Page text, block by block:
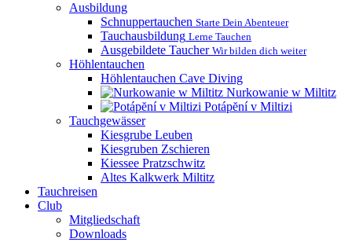
Ausbildung
Schnuppertauchen Starte Dein Abenteuer
Tauchausbildung Lerne Tauchen
Ausgebildete Taucher Wir bilden dich weiter
Höhlentauchen
Höhlentauchen Cave Diving
Nurkowanie w Miltitz
Potápĕní v Miltizi
Tauchgewässer
Kiesgrube Leuben
Kiesgruben Zschieren
Kiessee Pratzschwitz
Altes Kalkwerk Miltitz
Tauchreisen
Club
Mitgliedschaft
Downloads